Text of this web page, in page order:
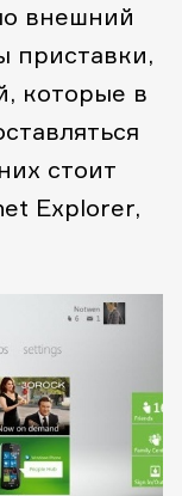
внешний
приставки,
которые в
стоит
Explorer,